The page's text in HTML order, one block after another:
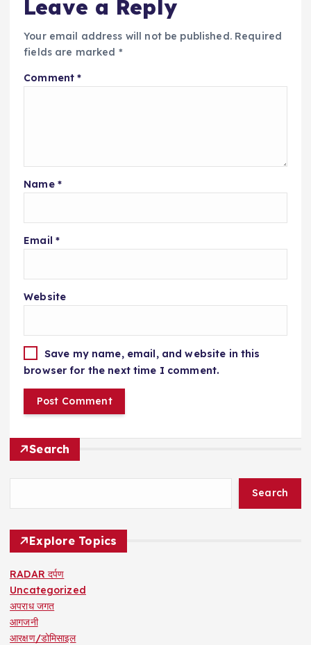
Leave a Reply
Your email address will not be published. Required
fields are marked *
Comment*
Name *
Email *
Website
Save my name, email, and website in this
browser for the next time I comment.
Search
Search
Explore Topics
RADAR दर्पण
Uncategorized
अपराध जगत
आगजनी
आरक्षण/डोमिसाइल